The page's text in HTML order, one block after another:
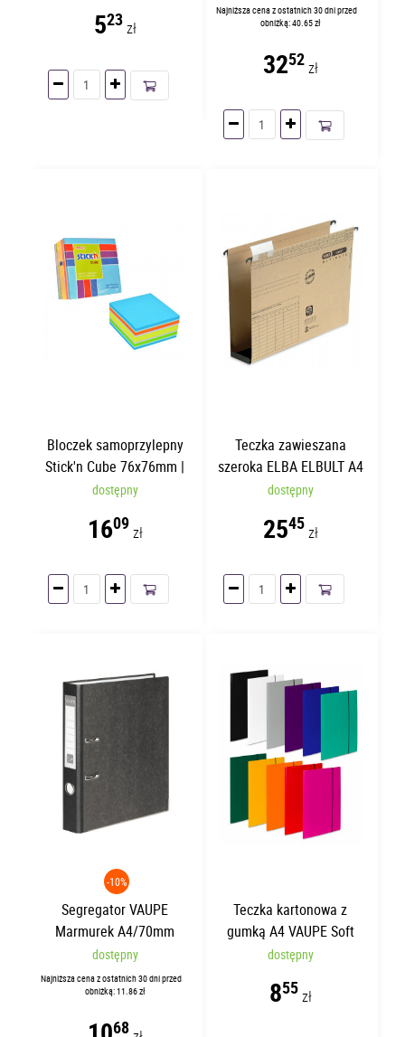
523zł
Najniższa cena z ostatnich 30 dni przed
obniżką: 40.65 zł
3252zł
Bloczek samoprzylepny
Stick'n Cube 76x76mm |
400 kartek
dostępny
1609 zł
Teczka zawieszana
szeroka ELBA ELBULT A4
60mm
dostępny
2545zł
-10%
Segregator VAUPE
Marmurek A4/70mm
Czarny 001/02
dostępny
Najniższa cena z ostatnich 30 dni przed
obniżką: 11.86 zł
68
Teczka kartonowa z
gumką A4 VAUPE Soft
Żółta
dostępny
855zł